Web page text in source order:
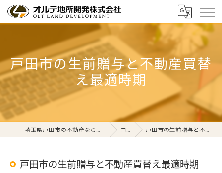
戸田市の生前贈与と不動産買替
え最適時期
埼玉県戸田市の不動産ならオルテ地所開発株式会社 コラム 戸田市の生前贈与と不動産買替え最適時期
戸田市の生前贈与と不動産買替え最適時期